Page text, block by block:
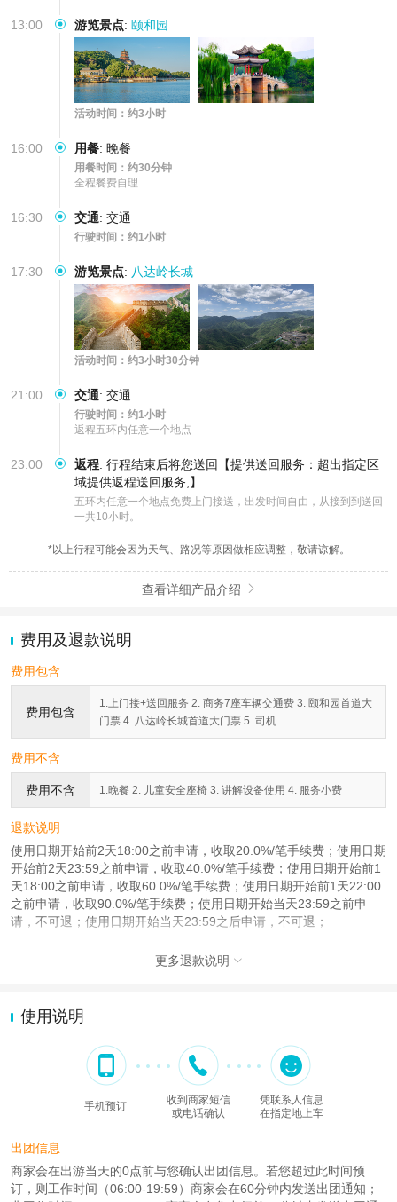
13:00 游览景点: 颐和园
活动时间：约3小时
16:00 用餐: 晚餐
用餐时间：约30分钟
全程餐费自理
16:30 交通: 交通
行驶时间：约1小时
17:30 游览景点: 八达岭长城
活动时间：约3小时30分钟
21:00 交通: 交通
行驶时间：约1小时
返程五环内任意一个地点
23:00 返程: 行程结束后将您送回【提供送回服务：超出指定区
域提供返程送回服务,】
五环内任意一个地点免费上门接送，出发时间自由，从接到到送回
一共10小时。
*以上行程可能会因为天气、路况等原因做相应调整，敬请谅解。
查看详细产品介绍 
费用及退款说明
费用包含
费用包含
1.上门接+送回服务 2. 商务7座车辆交通费 3. 颐和园首道大
门票 4. 八达岭长城首道大门票 5. 司机
费用不含
费用不含 1.晚餐 2. 儿童安全座椅 3. 讲解设备使用 4. 服务小费
退款说明
使用日期开始前2天18:00之前申请，收取20.0%/笔手续费；使用日期
开始前2天23:59之前申请，收取40.0%/笔手续费；使用日期开始前1
天18:00之前申请，收取60.0%/笔手续费；使用日期开始前1天22:00
之前申请，收取90.0%/笔手续费；使用日期开始当天23:59之前申
请，不可退；使用日期开始当天23:59之后申请，不可退；
更多退款说明 
使用说明
手机预订
收到商家短信
或电话确认
凭联系人信息
在指定地上车
出团信息
商家会在出游当天的0点前与您确认出团信息。若您超过此时间预
订，则工作时间（06:00-19:59）商家会在60分钟内发送出团通知；